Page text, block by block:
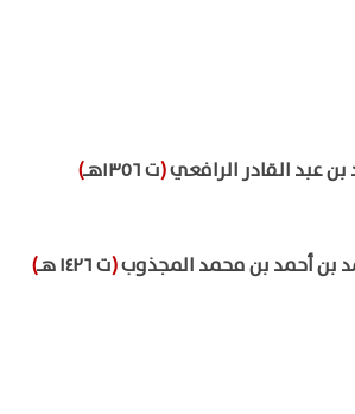
عبد القادر الرافعي(ت ١٣٥٦هـ
)
بن أحمد بن محمد المجذوب(ت ١٤٢٦ هـ
)